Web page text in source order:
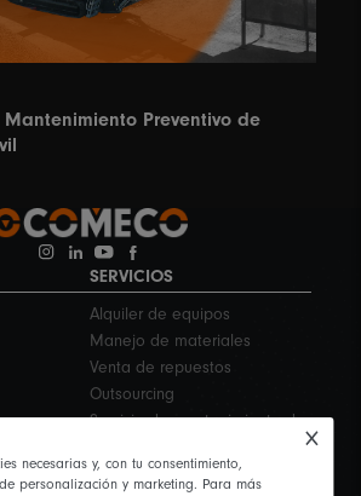
Preventivo de
necesarias y, con tu consentimiento,
personalización y marketing. Para más
SERVICIOS
Alquiler de equipos
Manejo de materiales
Venta de repuestos
Outsourcing
Servicio de mantenimiento de
LEGALES